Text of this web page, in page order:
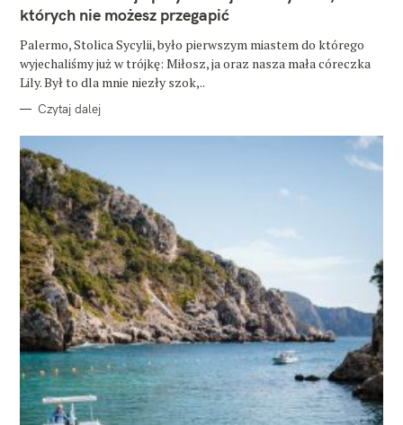
R
których nie możesz przegapić
Palermo, Stolica Sycylii, było pierwszym miastem do którego
wyjechaliśmy już w trójkę: Miłosz, ja oraz nasza mała córeczka
Lily. Był to dla mnie niezły szok,..
Czytaj dalej